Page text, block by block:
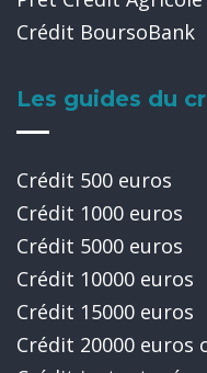
Crédit BoursoBank
Les guides du
Crédit 500 euros
Crédit 1000 euros
Crédit 5000 euros
Crédit 10000 euros
Crédit 15000 euros
Crédit 20000 euros